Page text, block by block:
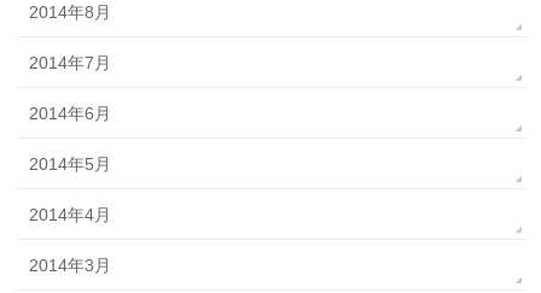
2014年8月
2014年7月
2014年6月
2014年5月
2014年4月
2014年3月